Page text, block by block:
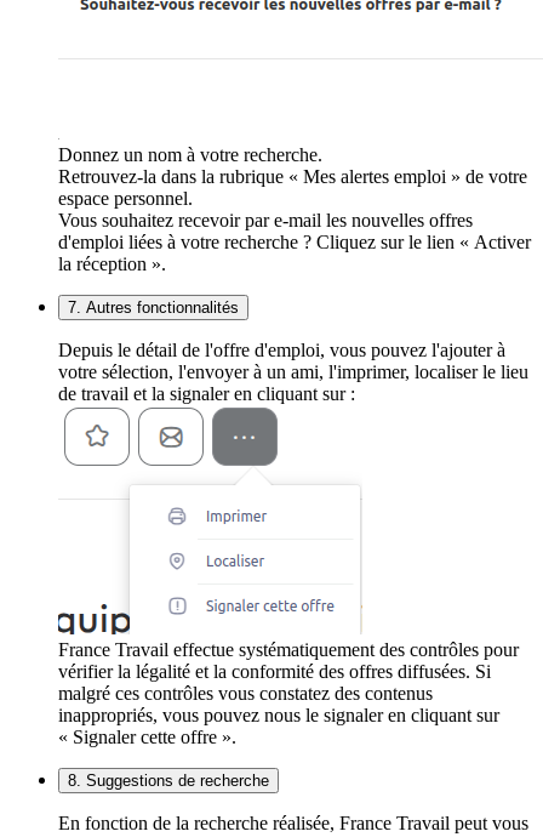
Donnez un nom à votre recherche.
Retrouvez-la dans la rubrique « Mes alertes emploi » de votre
espace personnel.
Vous souhaitez recevoir par e-mail les nouvelles offres
d'emploi liées à votre recherche ? Cliquez sur le lien « Activer
la réception ».
7. Autres fonctionnalités
Depuis le détail de l'offre d'emploi, vous pouvez l'ajouter à
votre sélection, l'envoyer à un ami, l'imprimer, localiser le lieu
de travail et la signaler en cliquant sur :
France Travail effectue systématiquement des contrôles pour
vérifier la légalité et la conformité des offres diffusées. Si
malgré ces contrôles vous constatez des contenus
inappropriés, vous pouvez nous le signaler en cliquant sur
« Signaler cette offre ».
8. Suggestions de recherche
En fonction de la recherche réalisée, France Travail peut vous